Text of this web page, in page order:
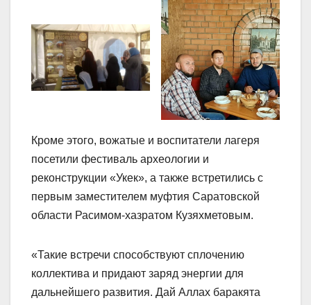
Кроме этого, вожатые и воспитатели лагеря
посетили фестиваль археологии и
реконструкции «Укек», а также встретились с
первым заместителем муфтия Саратовской
области Расимом-хазратом Кузяхметовым.
«Такие встречи способствуют сплочению
коллектива и придают заряд энергии для
дальнейшего развития. Дай Аллах баракята